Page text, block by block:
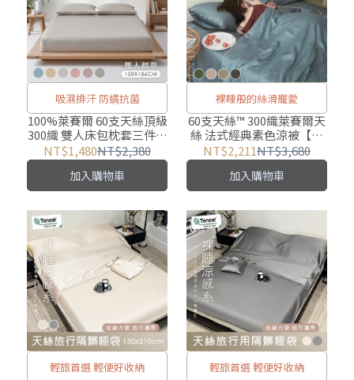
吸濕排汗 防螨抗菌
100%萊賽爾 60支天絲頂級
300織 雙人床包枕套三件組
【150X186cm】 涼爽親膚
NT$1,480NT$2,380
加入購物車
裸睡般的絲滑寵愛
60支天絲™ 300織萊賽爾天
絲 法式經典素色涼被【歐
規特大 200X230cm】
NT$2,211NT$3,680
加入購物車
輕旅首選 輕便好收納 輕旅首選 輕便好收納